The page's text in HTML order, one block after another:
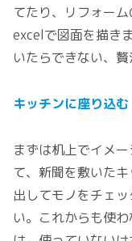
てたり、リフォー
excelで図面を描き
いたらできない、
キッチンに座り込む
まずは机上でイメ
て、新聞を敷いた
出してモノをチェ
い。これからも使